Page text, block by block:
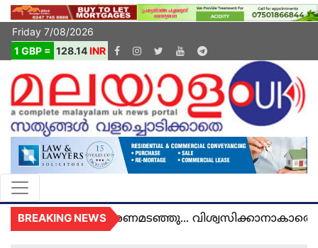
Friday 7/08/2026
1 GBP = 128.14INR
BREAKING NEWS
മരണമടഞ്ഞു... വിശ്വസിക്കാനാകാതെ